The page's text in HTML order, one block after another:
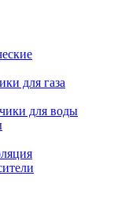
для газа
для воды